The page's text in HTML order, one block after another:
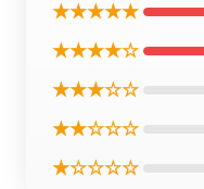
★★★★★
★★★★☆
★★★☆☆
★★☆☆☆
★☆☆☆☆